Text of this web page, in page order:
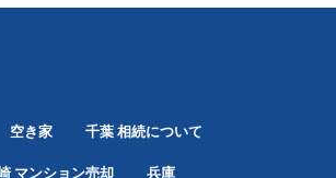
空き家 千葉相続について
マンション売却 兵庫